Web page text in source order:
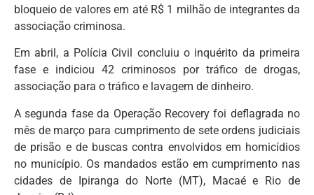
bloqueio de valores em até R$ 1 milhão de integrantes da
associação criminosa.
Em abril, a Polícia Civil concluiu o inquérito da primeira
fase e indiciou 42 criminosos por tráfico de drogas,
associação para o tráfico e lavagem de dinheiro.
A segunda fase da Operação Recovery foi deflagrada no
mês de março para cumprimento de sete ordens judiciais
de prisão e de buscas contra envolvidos em homicídios
no município. Os mandados estão em cumprimento nas
cidades de Ipiranga do Norte (MT), Macaé e Rio de